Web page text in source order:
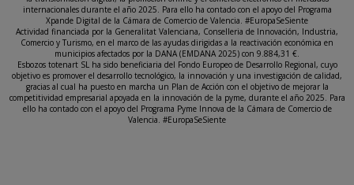
internacionales durante el año 2025. Para ello ha contado con el apoyo del Programa
Xpande Digital de la Cámara de Comercio de Valencia. #EuropaSeSiente
Actividad financiada por la Generalitat Valenciana, Conselleria de Innovación, Industria,
Comercio y Turismo, en el marco de las ayudas dirigidas a la reactivación económica en
municipios afectados por la DANA (EMDANA 2025) con 9.884,31 €.
Esbozos totenart SL ha sido beneficiaria del Fondo Europeo de Desarrollo Regional, cuyo
objetivo es promover el desarrollo tecnológico, la innovación y una investigación de calidad,
gracias al cual ha puesto en marcha un Plan de Acción con el objetivo de mejorar la
competitividad empresarial apoyada en la innovación de la pyme, durante el año 2025. Para
ello ha contado con el apoyo del Programa Pyme Innova de la Cámara de Comercio de
Valencia. #EuropaSeSiente